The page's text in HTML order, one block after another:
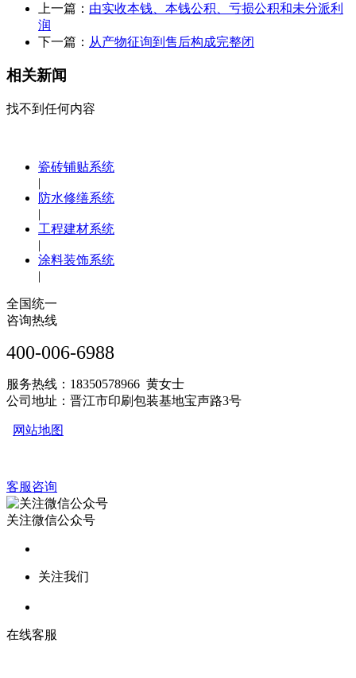
上一篇： 由实收本钱、本钱公积、亏损公积和未分派利
润
下一篇： 从产物征询到售后构成完整闭
相关新闻
找不到任何内容
瓷砖铺贴系统
|
防水修缮系统
|
工程建材系统
|
涂料装饰系统
|
全国统一
咨询热线
400-006-6988
服务热线：18350578966 黄女士
公司地址：晋江市印刷包装基地宝声路3号
网站地图
客服咨询
关注微信公众号
关注我们
在线客服